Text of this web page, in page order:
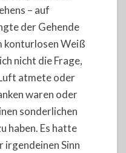
– auf
der Gehende
konturlosen Weiß
nicht die Frage,
atmete oder
waren oder
sonderlichen
haben. Es hatte
irgendeinen Sinn